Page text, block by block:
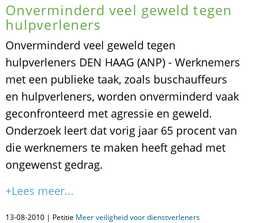
Onverminderd veel geweld tegen
hulpverleners
Onverminderd veel geweld tegen
hulpverleners DEN HAAG (ANP) - Werknemers
met een publieke taak, zoals buschauffeurs
en hulpverleners, worden onverminderd vaak
geconfronteerd met agressie en geweld.
Onderzoek leert dat vorig jaar 65 procent van
die werknemers te maken heeft gehad met
ongewenst gedrag.
+Lees meer...
13-08-2010 | Petitie Meer veiligheid voor dienstverleners